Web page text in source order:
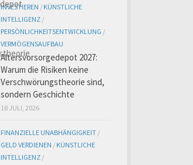
INVESTIEREN / KÜNSTLICHE
INTELLIGENZ /
PERSÖNLICHKEITSENTWICKLUNG /
VERMÖGENSAUFBAU
Altersvorsorgedepot 2027:
Warum die Risiken keine
Verschwörungstheorie sind,
sondern Geschichte
18 JULI, 2026
FINANZIELLE UNABHÄNGIGKEIT /
GELD VERDIENEN / KÜNSTLICHE
INTELLIGENZ /